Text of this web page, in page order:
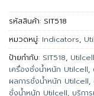
รหัสสินค้า: SIT518
หมวดหมู่: Indicators,
ป้ายกำกับ: SIT518, Utilcell
เครื่องชั่งน้ำหนัก Utilcell,
ผลการชั่งน้ำหนัก Utilcell,
ชั่งน้ำหนัก Utilcell, บริกา